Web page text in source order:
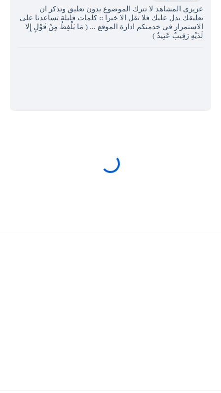
عزيزي المشاهد لا تترك الموضوع بدون تعليق وتذكر ان
تعليقك يدل عليك فلا تقل الا خيرا :: كلمات قليلة تساعدنا على
الاستمرار في خدمتكم ادارة الموقع ... ( مَا يَلْفِظُ مِنْ قَوْلٍ إِلا
لَدَيْهِ رَقِيبٌ عَتِيدٌ )